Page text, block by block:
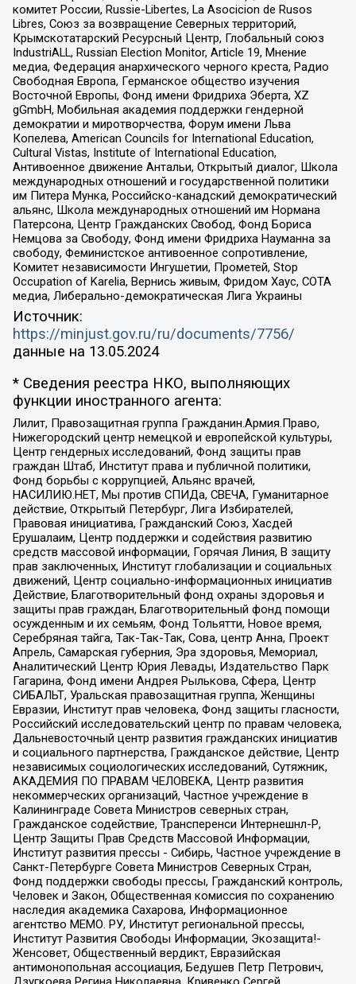
комитет России, Russie-Libertes, La Asocicion de Rusos
Libres, Союз за возвращение Северных территорий,
Крымскотатарский Ресурсный Центр, Глобальный союз
IndustriALL, Russian Election Monitor, Article 19, Мнение
медиа, Федерация анархического черного креста, Радио
Свободная Европа, Германское общество изучения
Восточной Европы, Фонд имени Фридриха Эберта, XZ
gGmbH, Мобильная академия поддержки гендерной
демократии и миротворчества, Форум имени Льва
Копелева, American Councils for International Education,
Cultural Vistas, Institute of International Education,
Антивоенное движение Антальи, Открытый диалог, Школа
международных отношений и государственной политики
им Питера Мунка, Российско-канадский демократический
альянс, Школа международных отношений им Нормана
Патерсона, Центр Гражданских Свобод, Фонд Бориса
Немцова за Свободу, Фонд имени Фридриха Науманна за
свободу, Феминистское антивоенное сопротивление,
Комитет независимости Ингушетии, Прометей, Stop
Occupation of Karelia, Вернись живым, Фридом Хаус, СОТА
медиа, Либерально-демократическая Лига Украины
Источник:
https://minjust.gov.ru/ru/documents/7756/
данные на 13.05.2024
* Сведения реестра НКО, выполняющих
функции иностранного агента:
Лилит, Правозащитная группа Гражданин.Армия.Право,
Нижегородский центр немецкой и европейской культуры,
Центр гендерных исследований, Фонд защиты прав
граждан Штаб, Институт права и публичной политики,
Фонд борьбы с коррупцией, Альянс врачей,
НАСИЛИЮ.НЕТ, Мы против СПИДа, СВЕЧА, Гуманитарное
действие, Открытый Петербург, Лига Избирателей,
Правовая инициатива, Гражданский Союз, Хасдей
Ерушалаим, Центр поддержки и содействия развитию
средств массовой информации, Горячая Линия, В защиту
прав заключенных, Институт глобализации и социальных
движений, Центр социально-информационных инициатив
Действие, Благотворительный фонд охраны здоровья и
защиты прав граждан, Благотворительный фонд помощи
осужденным и их семьям, Фонд Тольятти, Новое время,
Серебряная тайга, Так-Так-Так, Сова, центр Анна, Проект
Апрель, Самарская губерния, Эра здоровья, Мемориал,
Аналитический Центр Юрия Левады, Издательство Парк
Гагарина, Фонд имени Андрея Рылькова, Сфера, Центр
СИБАЛЬТ, Уральская правозащитная группа, Женщины
Евразии, Институт прав человека, Фонд защиты гласности,
Российский исследовательский центр по правам человека,
Дальневосточный центр развития гражданских инициатив
и социального партнерства, Гражданское действие, Центр
независимых социологических исследований, Сутяжник,
АКАДЕМИЯ ПО ПРАВАМ ЧЕЛОВЕКА, Центр развития
некоммерческих организаций, Частное учреждение в
Калининграде Совета Министров северных стран,
Гражданское содействие, Трансперенси Интернешнл-Р,
Центр Защиты Прав Средств Массовой Информации,
Институт развития прессы - Сибирь, Частное учреждение в
Санкт-Петербурге Совета Министров Северных Стран,
Фонд поддержки свободы прессы, Гражданский контроль,
Человек и Закон, Общественная комиссия по сохранению
наследия академика Сахарова, Информационное
агентство МЕМО. РУ, Институт региональной прессы,
Институт Развития Свободы Информации, Экозащита!-
Женсовет, Общественный вердикт, Евразийская
антимонопольная ассоциация, Бедушев Петр Петрович,